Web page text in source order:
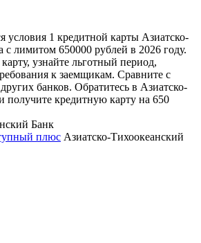
условия 1 кредитной карты Азиатско-
с лимитом 650000 рублей в 2026 году.
узнайте льготный период,
к заемщикам. Сравните с
банков. Обратитесь в Азиатско-
получите кредитную карту на 650
плюс Азиатско-Тихоокеанский